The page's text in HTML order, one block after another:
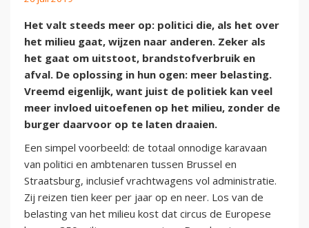
Het valt steeds meer op: politici die, als het over
het milieu gaat, wijzen naar anderen. Zeker als
het gaat om uitstoot, brandstofverbruik en
afval. De oplossing in hun ogen: meer belasting.
Vreemd eigenlijk, want juist de politiek kan veel
meer invloed uitoefenen op het milieu, zonder de
burger daarvoor op te laten draaien.
Een simpel voorbeeld: de totaal onnodige karavaan
van politici en ambtenaren tussen Brussel en
Straatsburg, inclusief vrachtwagens vol administratie.
Zij reizen tien keer per jaar op en neer. Los van de
belasting van het milieu kost dat circus de Europese